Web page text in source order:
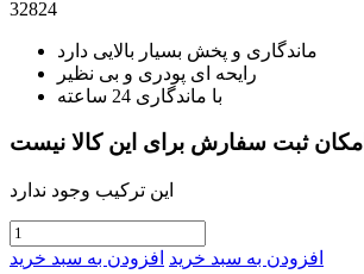
32824
ماندگاری و پخش بسیار بالایی دارد
رایحه ای پودری و بی نظیر
با ماندگاری 24 ساعته
امکان ثبت سفارش برای این کالا نیست
این ترکیب وجود ندارد
افزودن به سبد خرید افزودن به سبد خرید